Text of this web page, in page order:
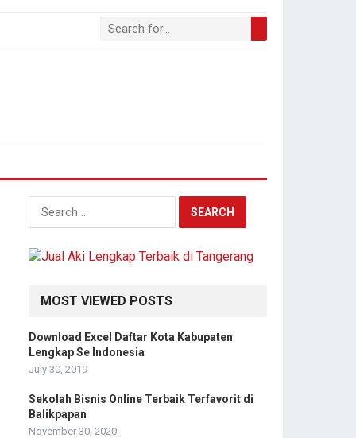
Search
for:
MOST VIEWED POSTS
Download Excel Daftar Kota Kabupaten
Lengkap Se Indonesia
July 30, 2019
Sekolah Bisnis Online Terbaik Terfavorit di
Balikpapan
November 30, 2020